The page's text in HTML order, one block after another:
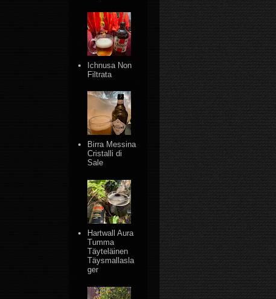
Ichnusa Non
Filtrata
Birra Messina
Cristalli di
Sale
Hartwall Aura
Tumma
Täyteläinen
Täysmallasla
ger